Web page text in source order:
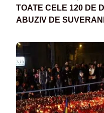
TOATE CELE 120 DE
ABUZIV DE